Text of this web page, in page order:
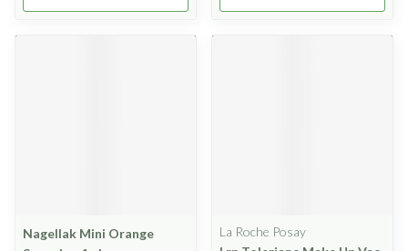
Nagellak Mini Orange
La Roche Posay